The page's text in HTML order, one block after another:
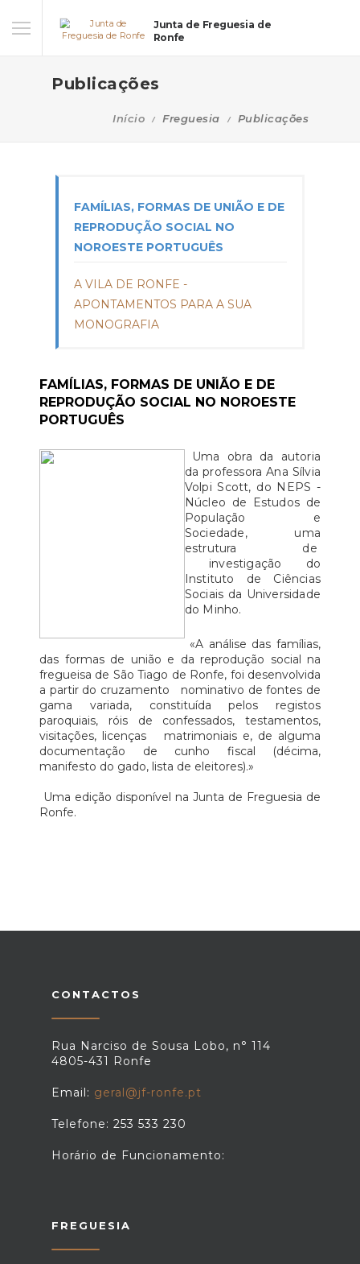
Junta de Freguesia de
Ronfe
Publicações
Início Freguesia Publicações
FAMÍLIAS, FORMAS DE UNIÃO E DE
REPRODUÇÃO SOCIAL NO
NOROESTE PORTUGUÊS
A VILA DE RONFE -
APONTAMENTOS PARA A SUA
MONOGRAFIA
FAMÍLIAS, FORMAS DE UNIÃO E DE
REPRODUÇÃO SOCIAL NO NOROESTE
PORTUGUÊS
Uma obra da autoria
da professora Ana Sílvia
Volpi Scott, do NEPS -
Núcleo de Estudos de
População e
Sociedade, uma
estrutura de
investigação do
Instituto de Ciências
Sociais da Universidade
do Minho.
«A análise das famílias,
das formas de união e da reprodução social na
fregueisa de São Tiago de Ronfe, foi desenvolvida
a partir do cruzamento nominativo de fontes de
gama variada, constituída pelos registos
paroquiais, róis de confessados, testamentos,
visitações, licenças matrimoniais e, de alguma
documentação de cunho fiscal (décima,
manifesto do gado, lista de eleitores).»
Uma edição disponível na Junta de Freguesia de
Ronfe.
CONTACTOS
Rua Narciso de Sousa Lobo, n° 114
4805-431 Ronfe
Email: geral@jf-ronfe.pt
Telefone: 253 533 230
Horário de Funcionamento:
FREGUESIA